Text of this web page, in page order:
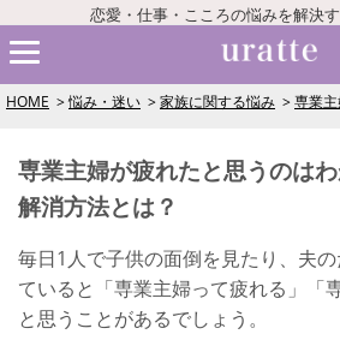
恋愛・仕事・こころの悩みを解決
HOME 悩み・迷い 家族に関する悩み 専業
専業主婦が疲れたと思うのは
解消方法とは？
毎日1人で子供の面倒を見たり、夫
ていると「専業主婦って疲れる」「
と思うことがあるでしょう。